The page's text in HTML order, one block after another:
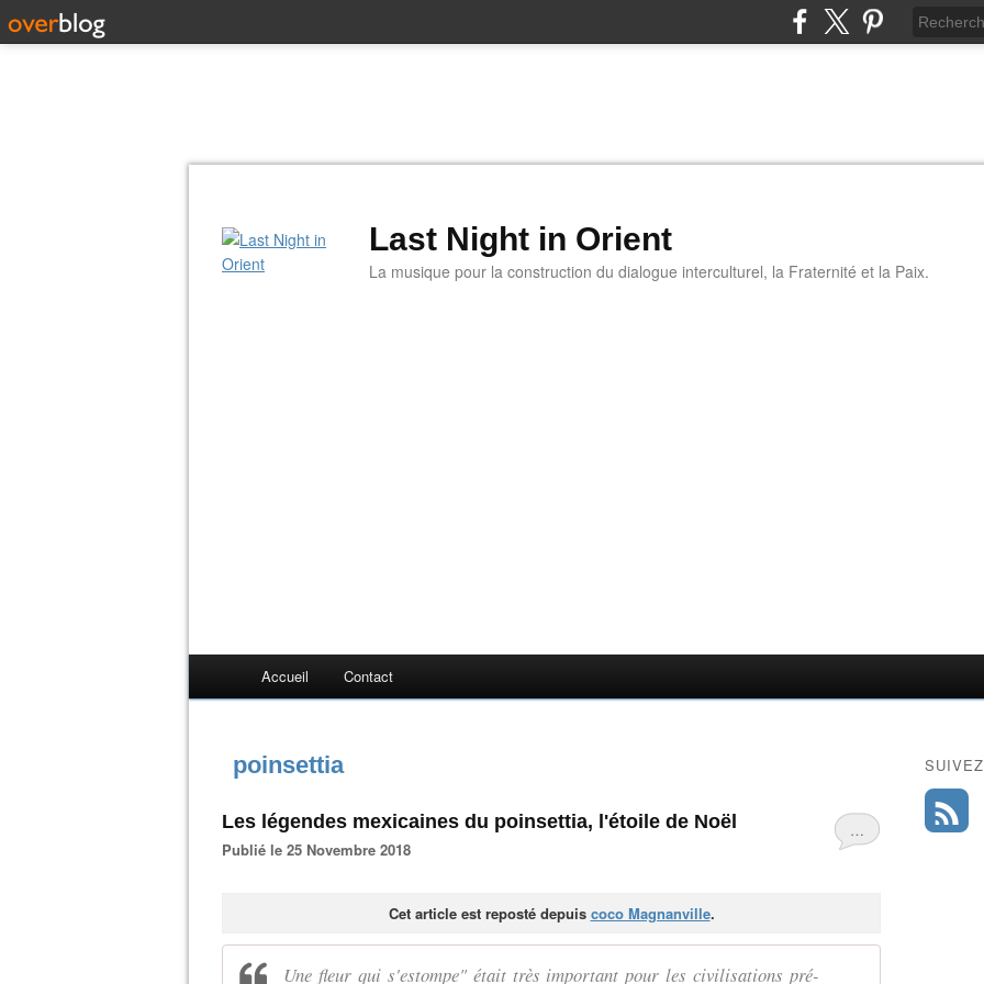
Last Night in Orient
La musique pour la construction du dialogue interculturel, la Fraternité et la Paix.
Accueil Contact
poinsettia
…
Les légendes mexicaines du poinsettia, l'étoile de Noël
Publié le 25 Novembre 2018
Cet article est reposté depuis coco Magnanville.
Une fleur qui s'estompe" était très important pour les civilisations pré-